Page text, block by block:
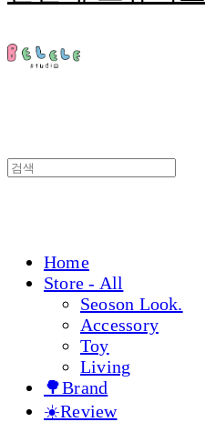
Home
Store - All
Seoson Look.
Accessory
Toy
Living
🌳Brand
☀️Review